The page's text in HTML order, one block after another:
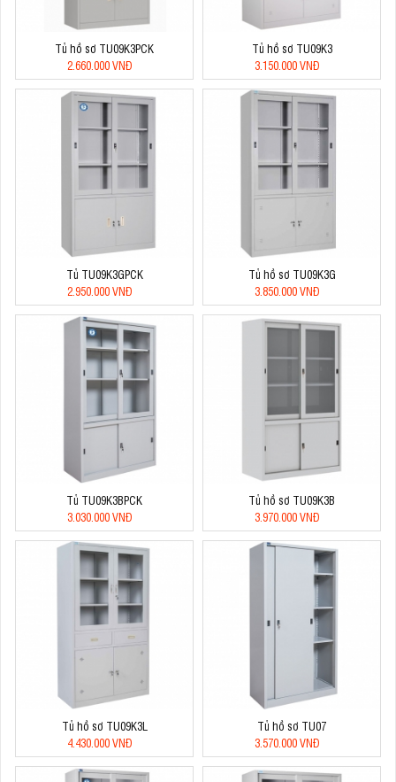
Tủ hồ sơ TU09K3PCK
2.660.000 VNĐ
Tủ hồ sơ TU09K3
3.150.000 VNĐ
Tủ TU09K3GPCK
2.950.000 VNĐ
Tủ hồ sơ TU09K3G
3.850.000 VNĐ
Tủ TU09K3BPCK
3.030.000 VNĐ
Tủ hồ sơ TU09K3B
3.970.000 VNĐ
Tủ hồ sơ TU09K3L
4.430.000 VNĐ
Tủ hồ sơ TU07
3.570.000 VNĐ